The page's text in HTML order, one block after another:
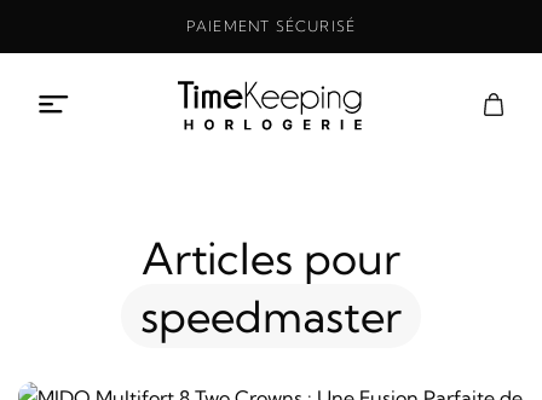
PAIEMENT SÉCURISÉ
Articles pour
speedmaster